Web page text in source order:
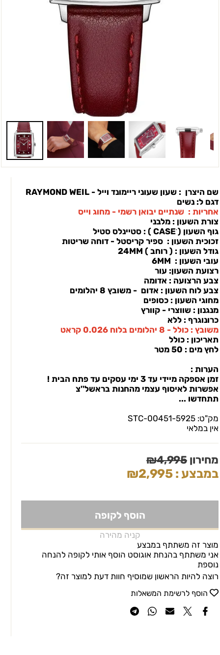
שם היצרן : שעון שעוני ריימונד וייל - RAYMOND WEIL
דגם ל: נשים
אחריות : שנתיים יבואן רשמי - מחוג וייס
צורת השעון : מלבני
גוף השעון ( CASEׂ ) : סטיינלס סטיל
זכוכית השעון : ספיר קריסטל - דוחה שריטות
גודל השעון : ( רוחב ) 24MM
עובי השעון : 6MM
רצועת השעון: עור
צבע הרצועה : אדומה
צבע לוח השעון : אדום - משובץ 8 יהלומים
מחוגי השעון : כסופים
מנגנון : שווצרי - קוורץ
כרונוגרף : ללא
משובץ : כולל - 8 יהלומים בלוח 0.026 קראט
תאריכון : כולל
לחץ מים : 50 מטר
הערות :
זמן אספקה מיידי עד 3 ימי עסקים עד פתח הבית !
אפשרות לאיסוף עצמי מהחנות בראשל''צ
תתחדשו ...
מק"ט: 5925-STC-00451
אין במלאי
מחירון ₪4,995
במבצע : ₪2,995
הוסף לקופה
קניה מהירה
מוצר זה משתתף במבצע
אני משתתף בהנחת אוגוסט הוסף אותי לקופה להנחה
נוספת
רוצה להיות הראשון שמוסיף חוות דעת למוצר זה?
הוסף לרשימת המשאלות